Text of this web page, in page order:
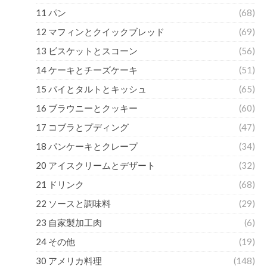
11 パン
(68)
12 マフィンとクイックブレッド
(69)
13 ビスケットとスコーン
(56)
14 ケーキとチーズケーキ
(51)
15 パイとタルトとキッシュ
(65)
16 ブラウニーとクッキー
(60)
17 コブラとプディング
(47)
18 パンケーキとクレープ
(34)
20 アイスクリームとデザート
(32)
21 ドリンク
(68)
22 ソースと調味料
(29)
23 自家製加工肉
(6)
24 その他
(19)
30 アメリカ料理
(148)